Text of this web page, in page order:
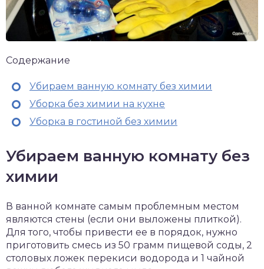
Содержание
Убираем ванную комнату без химии
Уборка без химии на кухне
Уборка в гостиной без химии
Убираем ванную комнату без
химии
В ванной комнате самым проблемным местом
являются стены (если они выложены плиткой).
Для того, чтобы привести ее в порядок, нужно
приготовить смесь из 50 грамм пищевой соды, 2
столовых ложек перекиси водорода и 1 чайной